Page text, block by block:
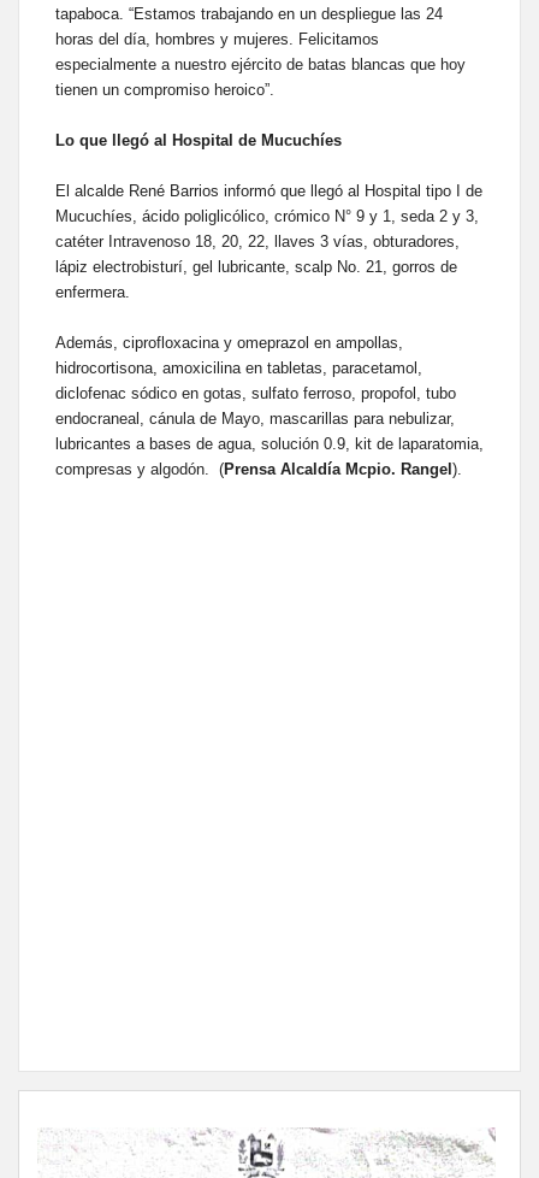
tapaboca. “Estamos trabajando en un despliegue las 24
horas del día, hombres y mujeres. Felicitamos
especialmente a nuestro ejército de batas blancas que hoy
tienen un compromiso heroico”.
Lo que llegó al Hospital de Mucuchíes
El alcalde René Barrios informó que llegó al Hospital tipo I de
Mucuchíes, ácido poliglicólico, crómico N° 9 y 1, seda 2 y 3,
catéter Intravenoso 18, 20, 22, llaves 3 vías, obturadores,
lápiz electrobisturí, gel lubricante, scalp No. 21, gorros de
enfermera.
Además, ciprofloxacina y omeprazol en ampollas,
hidrocortisona, amoxicilina en tabletas, paracetamol,
diclofenac sódico en gotas, sulfato ferroso, propofol, tubo
endocraneal, cánula de Mayo, mascarillas para nebulizar,
lubricantes a bases de agua, solución 0.9, kit de laparatomia,
compresas y algodón. (Prensa Alcaldía Mcpio. Rangel ).